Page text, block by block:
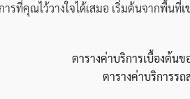
รที่คุณไว้วางใจได้เสมอ เริ่มต้นจากพื้นที่
ตารางค่าบริการเบื้องต้นข
ตารางค่าบริการรถ